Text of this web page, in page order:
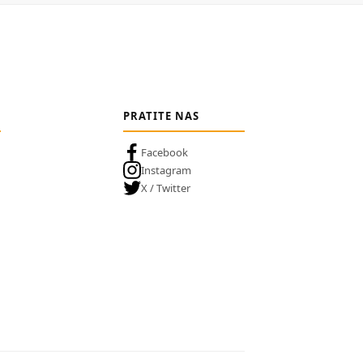
PRATITE NAS
Facebook
Instagram
X / Twitter